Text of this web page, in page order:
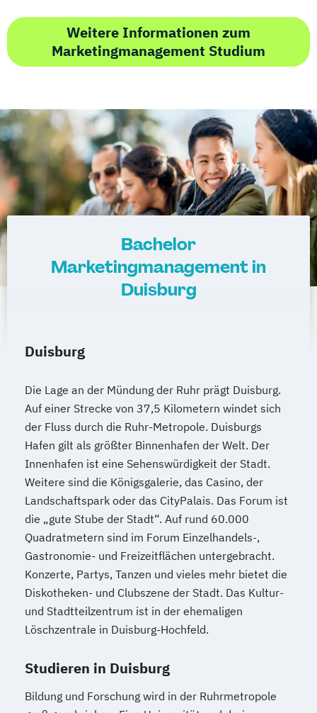
Weitere Informationen zum
Marketingmanagement Studium
Bachelor
Marketingmanagement in
Duisburg
Duisburg
Die Lage an der Mündung der Ruhr prägt Duisburg.
Auf einer Strecke von 37,5 Kilometern windet sich
der Fluss durch die Ruhr-Metropole. Duisburgs
Hafen gilt als größter Binnenhafen der Welt. Der
Innenhafen ist eine Sehenswürdigkeit der Stadt.
Weitere sind die Königsgalerie, das Casino, der
Landschaftspark oder das CityPalais. Das Forum ist
die „gute Stube der Stadt“. Auf rund 60.000
Quadratmetern sind im Forum Einzelhandels-,
Gastronomie- und Freizeitflächen untergebracht.
Konzerte, Partys, Tanzen und vieles mehr bietet die
Diskotheken- und Clubszene der Stadt. Das Kultur-
und Stadtteilzentrum ist in der ehemaligen
Löschzentrale in Duisburg-Hochfeld.
Studieren in Duisburg
Bildung und Forschung wird in der Ruhrmetropole